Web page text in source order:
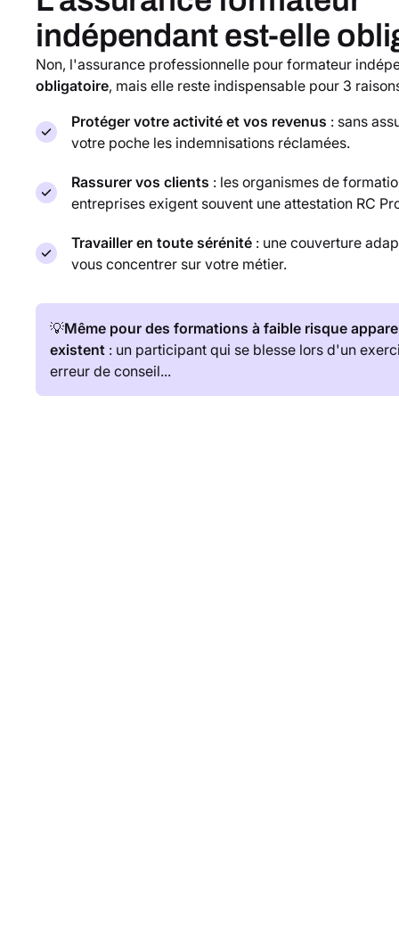
indépendant est-elle
Non, l'assurance professionnelle pour formateur
obligatoire, mais elle reste indispensable pour 3
Protéger votre activité et vos revenus : sans
votre poche les indemnisations réclamées.
Rassurer vos clients : les organismes de
entreprises exigent souvent une attestation RC
Travailler en toute sérénité : une couverture
vous concentrer sur votre métier.
💡Même pour des formations à faible risque
existent : un participant qui se blesse lors d'un
erreur de conseil...